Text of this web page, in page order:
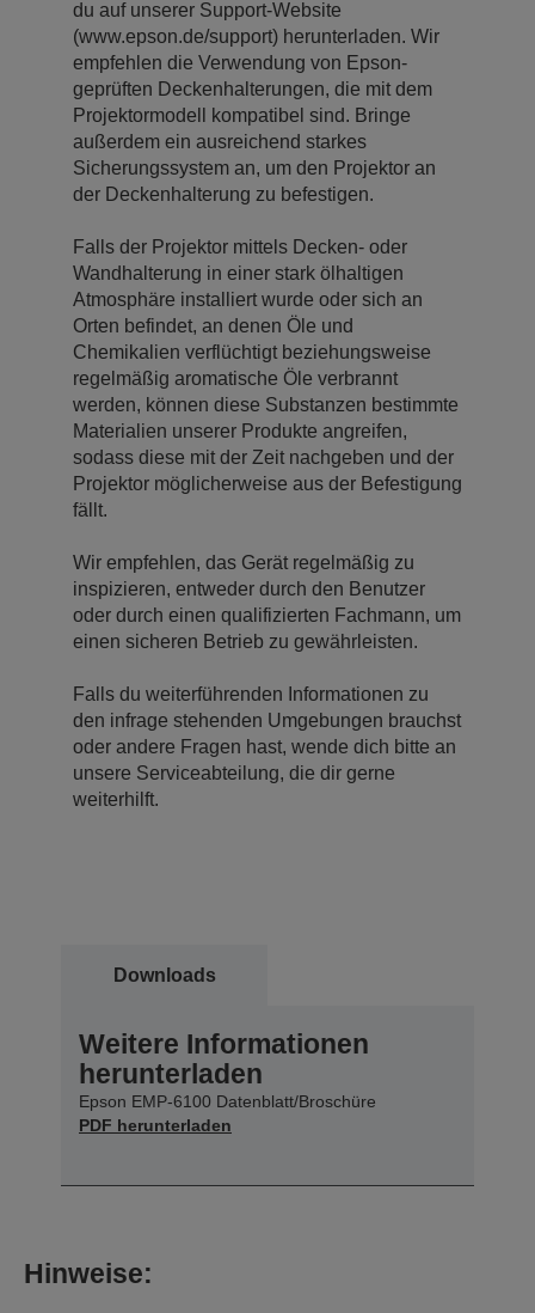
du auf unserer Support-Website
(www.epson.de/support) herunterladen. Wir
empfehlen die Verwendung von Epson-
geprüften Deckenhalterungen, die mit dem
Projektormodell kompatibel sind. Bringe
außerdem ein ausreichend starkes
Sicherungssystem an, um den Projektor an
der Deckenhalterung zu befestigen.
Falls der Projektor mittels Decken- oder
Wandhalterung in einer stark ölhaltigen
Atmosphäre installiert wurde oder sich an
Orten befindet, an denen Öle und
Chemikalien verflüchtigt beziehungsweise
regelmäßig aromatische Öle verbrannt
werden, können diese Substanzen bestimmte
Materialien unserer Produkte angreifen,
sodass diese mit der Zeit nachgeben und der
Projektor möglicherweise aus der Befestigung
fällt.
Wir empfehlen, das Gerät regelmäßig zu
inspizieren, entweder durch den Benutzer
oder durch einen qualifizierten Fachmann, um
einen sicheren Betrieb zu gewährleisten.
Falls du weiterführenden Informationen zu
den infrage stehenden Umgebungen brauchst
oder andere Fragen hast, wende dich bitte an
unsere Serviceabteilung, die dir gerne
weiterhilft.
Downloads
Weitere Informationen
herunterladen
Epson EMP-6100 Datenblatt/Broschüre
PDF herunterladen
Hinweise: